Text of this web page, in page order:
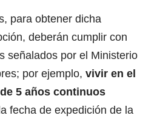
para obtener dicha
deberán cumplir con
señalados por el Ministerio
por ejemplo, vivir en el
5 años continuos
fecha de expedición de la